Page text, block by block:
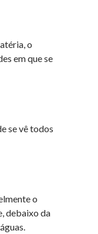
o
em que se
se vê todos
o
debaixo da